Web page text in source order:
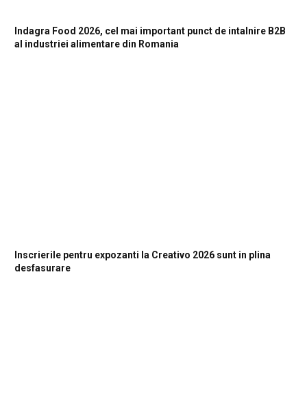
Indagra Food 2026, cel mai important punct de intalnire B2B
al industriei alimentare din Romania
Inscrierile pentru expozanti la Creativo 2026 sunt in plina
desfasurare